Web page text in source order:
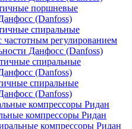
поршневые
(Danfoss)
спиральные
частотным регулированием
Данфосс (Danfoss)
спиральные
(Danfoss)
спиральные
(Danfoss)
компрессоры Ридан
компрессоры Ридан
компрессоры Ридан